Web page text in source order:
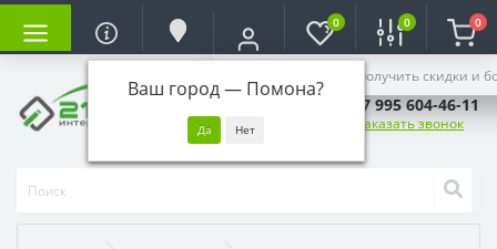
Ваш город — Помона?
Войдите, чтобы получить скидки и
0 0 0
+7 995 604-46-11
Заказать звонок